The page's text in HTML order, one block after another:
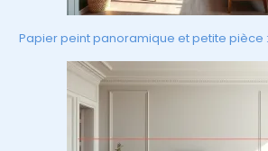
Papier peint panoramique et petite pièce